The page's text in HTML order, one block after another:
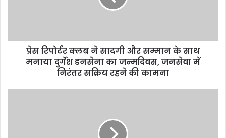
प्रेस रिपोर्टर क्लब ने सादगी और सम्मान के साथ
मनाया दुर्गेश डनसेना का जन्मदिवस, जनसेवा में
निरंतर सक्रिय रहने की कामना